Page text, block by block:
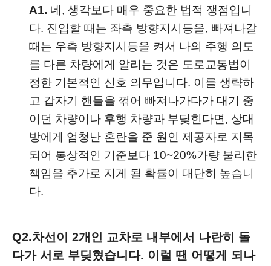
A1. 네, 생각보다 매우 중요한 법적 쟁점입니
다. 진입할 때는 좌측 방향지시등을, 빠져나갈
때는 우측 방향지시등을 켜서 나의 주행 의도
를 다른 차량에게 알리는 것은 도로교통법이
정한 기본적인 신호 의무입니다. 이를 생략하
고 갑자기 핸들을 꺾어 빠져나가다가 대기 중
이던 차량이나 후행 차량과 부딪힌다면, 상대
방에게 엄청난 혼란을 준 원인 제공자로 지목
되어 통상적인 기준보다 10~20%가량 불리한
책임을 추가로 지게 될 확률이 대단히 높습니
다.
Q2.차선이 2개인 교차로 내부에서 나란히 돌
다가 서로 부딪혔습니다. 이럴 땐 어떻게 되나